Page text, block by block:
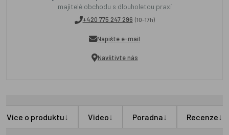
majitelé obchodu s dlouholetou praxí
+420 775 247 296 (10-17h)
Napište e-mail
Navštivte nás
Více o produktu↓ Video↓ Poradna↓ Recenze↓